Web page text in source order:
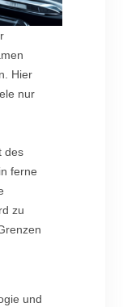
Hier
nur
des
ferne
zu
und